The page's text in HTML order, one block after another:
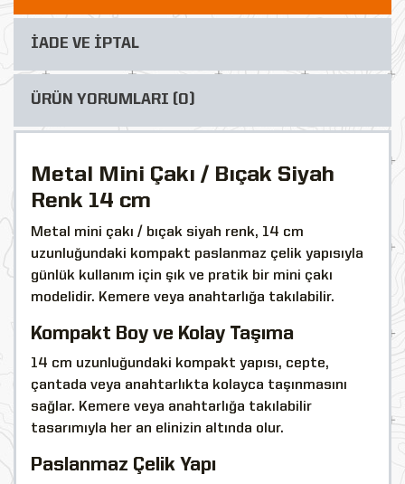
İADE VE İPTAL
ÜRÜN YORUMLARI (0)
Metal Mini Çakı / Bıçak Siyah
Renk 14 cm
Metal mini çakı / bıçak siyah renk, 14 cm
uzunluğundaki kompakt paslanmaz çelik yapısıyla
günlük kullanım için şık ve pratik bir mini çakı
modelidir. Kemere veya anahtarlığa takılabilir.
Kompakt Boy ve Kolay Taşıma
14 cm uzunluğundaki kompakt yapısı, cepte,
çantada veya anahtarlıkta kolayca taşınmasını
sağlar. Kemere veya anahtarlığa takılabilir
tasarımıyla her an elinizin altında olur.
Paslanmaz Çelik Yapı